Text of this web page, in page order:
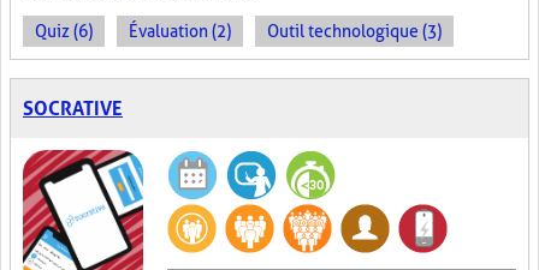
Quiz (6) Évaluation (2) Outil technologique (3)
SOCRATIVE